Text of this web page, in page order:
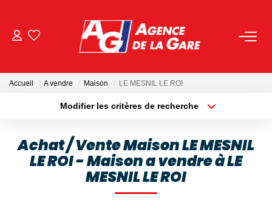
BIENS VENDUS
Accueil A vendre Maison LE MESNIL LE ROI
Modifier les critères de recherche
Surface min Budget max
Plus de critères Créer une alerte
Achat / Vente Maison LE MESNIL
LE ROI - Maison a vendre à LE
MESNIL LE ROI